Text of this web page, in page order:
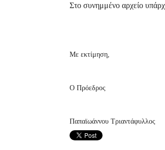
Στο συνημμένο αρχείο
Με εκτίμηση,
O Πρόεδρος
Παπαϊωάννου Τριαντάφυλλος